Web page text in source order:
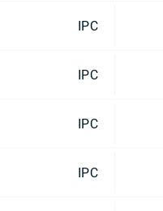
IPC
IPC
IPC
IPC